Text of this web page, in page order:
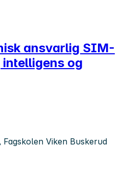
ansvarlig SIM-
og
Viken Buskerud